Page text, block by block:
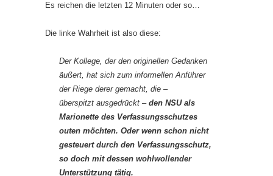
Es reichen die letzten 12 Minuten oder so…
Die linke Wahrheit ist also diese:
Der Kollege, der den originellen Gedanken
äußert, hat sich zum informellen Anführer
der Riege derer gemacht, die –
überspitzt ausgedrückt – den NSU als
Marionette des Verfassungsschutzes
outen möchten. Oder wenn schon nicht
gesteuert durch den Verfassungsschutz,
so doch mit dessen wohlwollender
Unterstützung tätig.